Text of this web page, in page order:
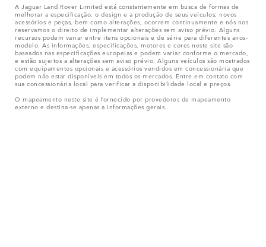
A Jaguar Land Rover Limited está constantemente em busca de formas de
melhorar a especificação, o design e a produção de seus veículos; novos
acessórios e peças, bem como alterações, ocorrem continuamente e nós nos
reservamos o direito de implementar alterações sem aviso prévio. Alguns
recursos podem variar entre itens opcionais e de série para diferentes anos-
modelo. As informações, especificações, motores e cores neste site são
baseados nas especificações europeias e podem variar conforme o mercado,
e estão sujeitos a alterações sem aviso prévio. Alguns veículos são mostrados
com equipamentos opcionais e acessórios vendidos em concessionária que
podem não estar disponíveis em todos os mercados. Entre em contato com
sua concessionária local para verificar a disponibilidade local e preços.
O mapeamento neste site é fornecido por provedores de mapeamento
externo e destina-se apenas a informações gerais.